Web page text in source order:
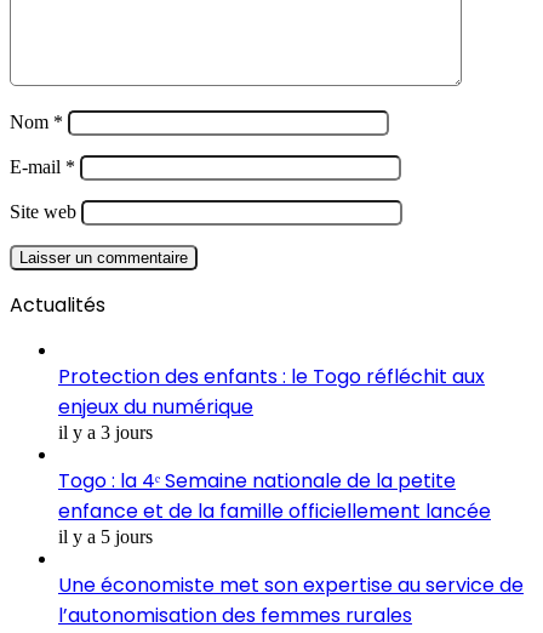
Nom *
E-mail *
Site web
Actualités
Protection des enfants : le Togo réfléchit aux
enjeux du numérique
il y a 3 jours
Togo : la 4ᵉ Semaine nationale de la petite
enfance et de la famille officiellement lancée
il y a 5 jours
Une économiste met son expertise au service de
l’autonomisation des femmes rurales